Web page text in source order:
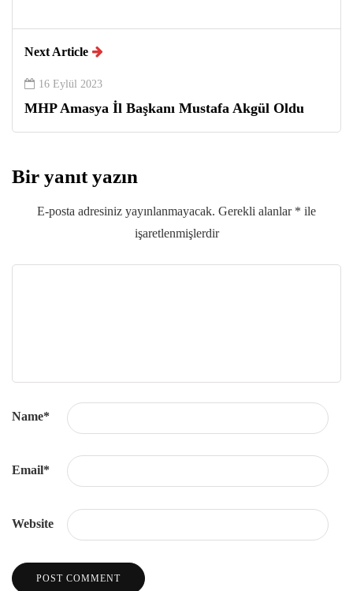
Next Article
16 Eylül 2023
MHP Amasya İl Başkanı Mustafa Akgül Oldu
Bir yanıt yazın
E-posta adresiniz yayınlanmayacak. Gerekli alanlar * ile
işaretlenmişlerdir
Name*
Email*
Website